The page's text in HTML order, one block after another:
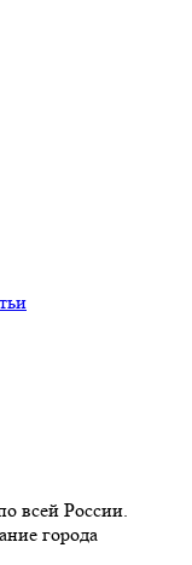
всей России.
города